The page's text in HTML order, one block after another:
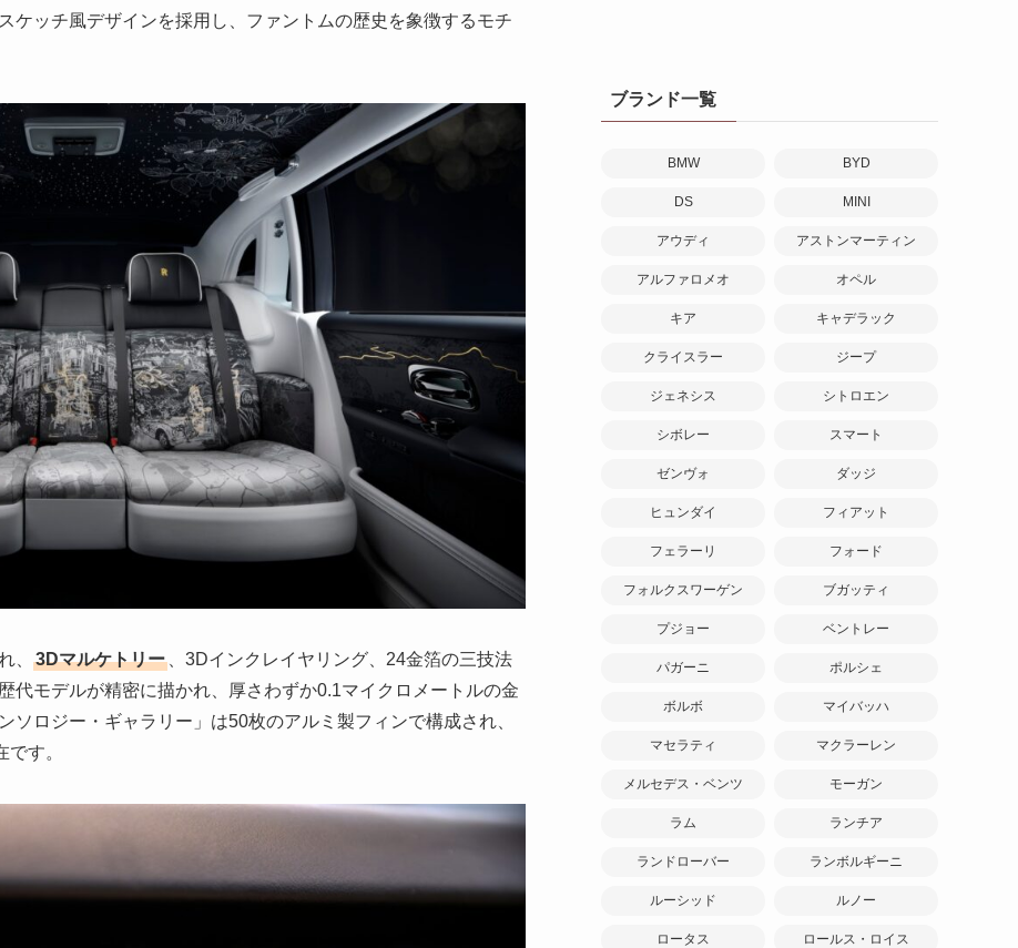
ケッチ風デザインを採用し、ファントムの歴史を象徴するモチ
、 3Dマルケトリー 、3Dインクレイヤリング、24金箔の三技法
代モデルが精密に描かれ、厚さわずか0.1マイクロメートルの金
ロジー・ギャラリー」は50枚のアルミ製フィンで構成され、
す。
ブランド一覧
BMW BYD
DS MINI
アウディ アストンマーティン
アルファロメオ オペル
キア キャデラック
クライスラー ジープ
ジェネシス シトロエン
シボレー スマート
ゼンヴォ ダッジ
ヒュンダイ フィアット
フェラーリ フォード
フォルクスワーゲン ブガッティ
プジョー ベントレー
パガーニ ポルシェ
ボルボ マイバッハ
マセラティ マクラーレン
メルセデス・ベンツ モーガン
ラム ランチア
ランドローバー ランボルギーニ
ルーシッド ルノー
ロータス ロールス・ロイス